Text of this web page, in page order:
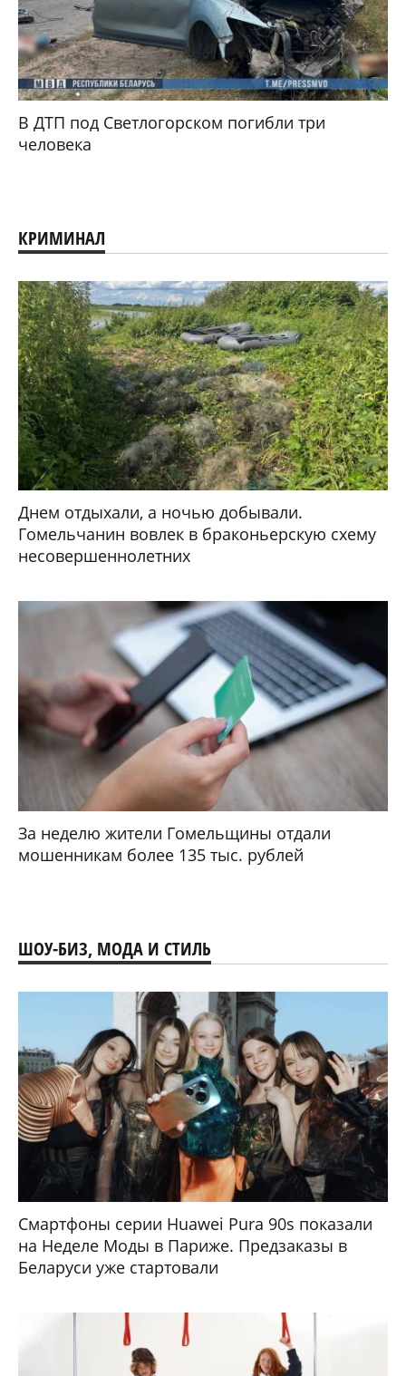
В ДТП под Светлогорском погибли три
человека
КРИМИНАЛ
Днем отдыхали, а ночью добывали.
Гомельчанин вовлек в браконьерскую схему
несовершеннолетних
За неделю жители Гомельщины отдали
мошенникам более 135 тыс. рублей
ШОУ-БИЗ, МОДА И СТИЛЬ
Смартфоны серии Huawei Pura 90s показали
на Неделе Моды в Париже. Предзаказы в
Беларуси уже стартовали